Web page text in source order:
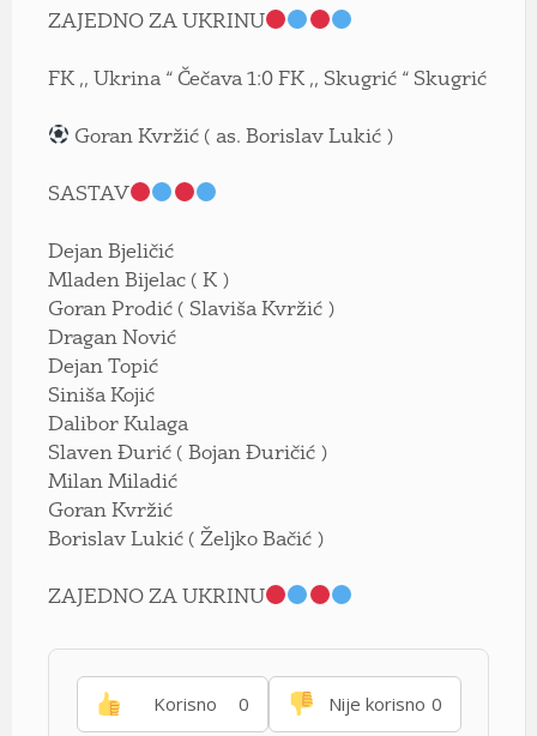
ZAJEDNO ZA UKRINU
FK ,, Ukrina “ Čečava 1:0 FK ,, Skugrić “ Skugrić
Goran Kvržić ( as. Borislav Lukić )
SASTAV
Dejan Bjeličić
Mladen Bijelac ( K )
Goran Prodić ( Slaviša Kvržić )
Dragan Nović
Dejan Topić
Siniša Kojić
Dalibor Kulaga
Slaven Đurić ( Bojan Đuričić )
Milan Miladić
Goran Kvržić
Borislav Lukić ( Željko Bačić )
ZAJEDNO ZA UKRINU
Korisno 0 Nije korisno 0